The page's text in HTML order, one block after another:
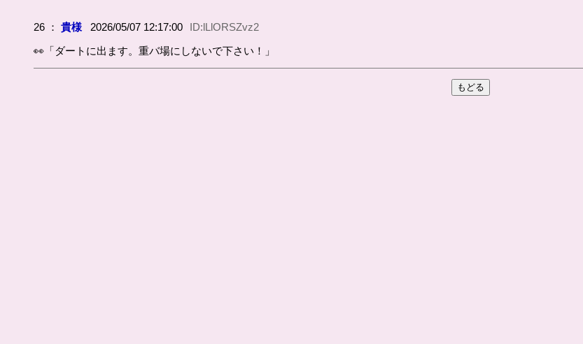
26 ：貴様 2026/05/07 12:17:00
ID:lLlORSZvz2
👀「ダートに出ます。重バ場にしないで下さい！」